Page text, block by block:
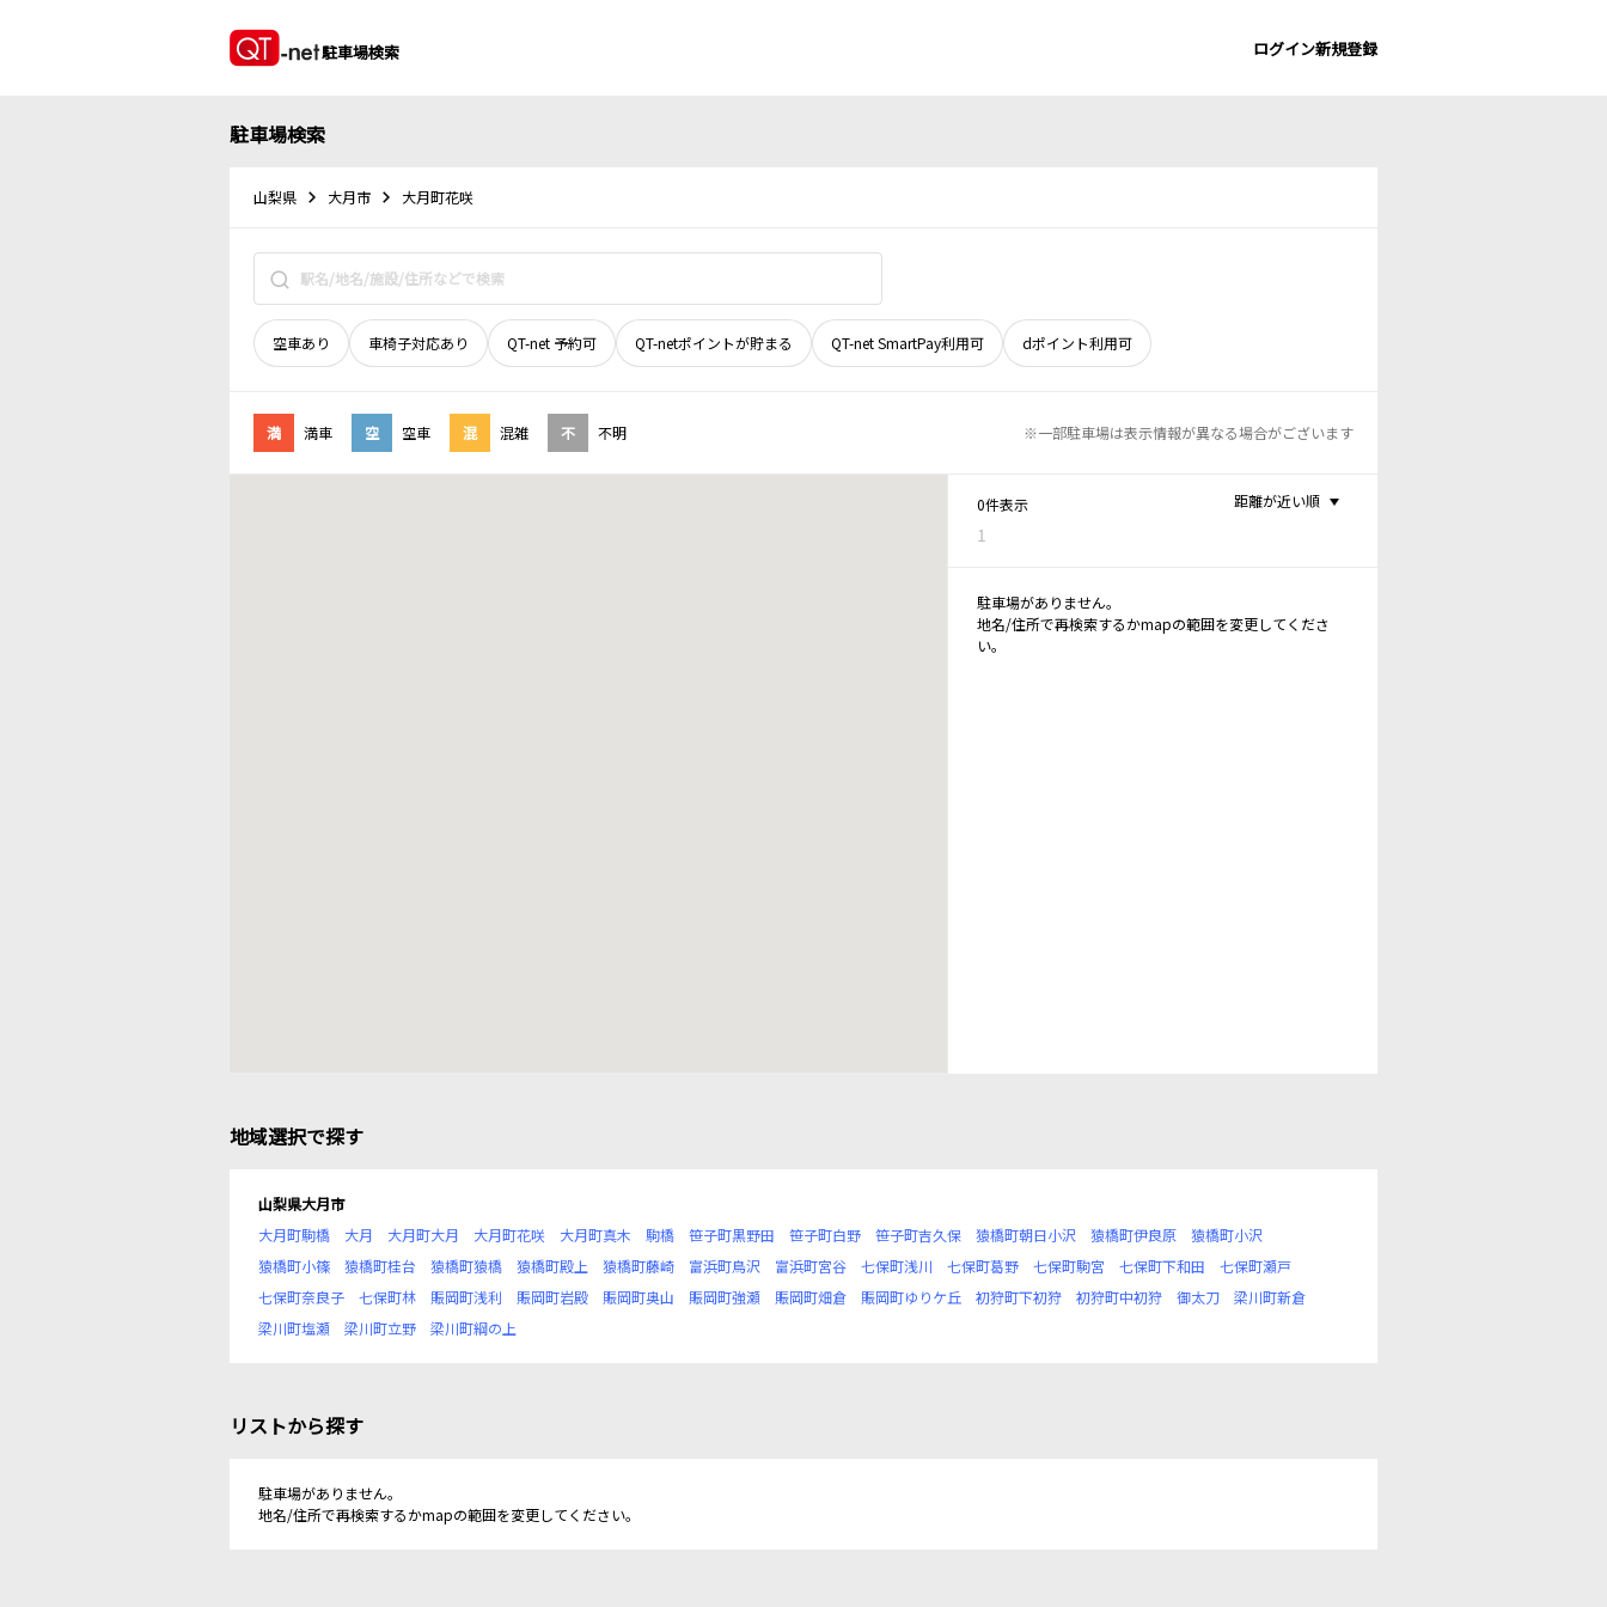
駐車場検索 ログイン新規登録
駐車場検索
山梨県 大月市 大月町花咲
空車あり 車椅子対応あり QT-net 予約可 QT-netポイントが貯まる QT-net SmartPay利用可 dポイント利用可
満 満車 空 空車 混 混雑 不 不明 ※一部駐車場は表示情報が異なる場合がございます
0件表示
1
距離が近い順
駐車場がありません。
地名/住所で再検索するかmapの範囲を変更してくださ
い。
地域選択で探す
山梨県大月市
大月町駒橋
大月 大月町大月 大月町花咲 大月町真木 駒橋 笹子町黒野田 笹子町白野 笹子町吉久保 猿橋町朝日小沢 猿橋町伊良原
猿橋町小沢
猿橋町小篠
猿橋町桂台 猿橋町猿橋 猿橋町殿上 猿橋町藤崎 富浜町鳥沢 富浜町宮谷 七保町浅川 七保町葛野 七保町駒宮 七保町下和田
七保町瀬戸
七保町奈良子
七保町林 賑岡町浅利 賑岡町岩殿 賑岡町奥山 賑岡町強瀬 賑岡町畑倉 賑岡町ゆりケ丘 初狩町下初狩 初狩町中初狩 御太刀
梁川町新倉
梁川町塩瀬
梁川町立野 梁川町綱の上
リストから探す
駐車場がありません。
地名/住所で再検索するかmapの範囲を変更してください。